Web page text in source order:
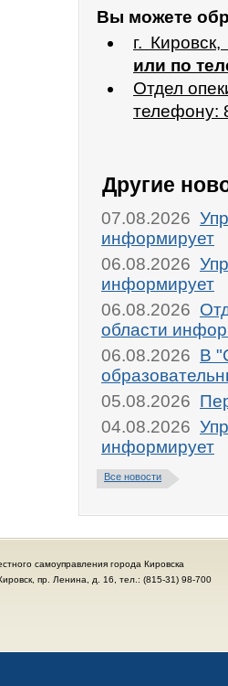
Вы можете
г.
или по
Отдел
телефону:
Другие
07.08.2026
информирует
06.08.2026
информирует
06.08.2026
области
06.08.2026 В
05.08.2026
04.08.2026
информирует
Все новости
самоуправления города Кировска
пр. Ленина, д. 16, тел.: (815-31) 98-700